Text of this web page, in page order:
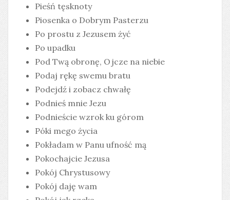
Pieśń tęsknoty
Piosenka o Dobrym Pasterzu
Po prostu z Jezusem żyć
Po upadku
Pod Twą obronę, Ojcze na niebie
Podaj rękę swemu bratu
Podejdź i zobacz chwałę
Podnieś mnie Jezu
Podnieście wzrok ku górom
Póki mego życia
Pokładam w Panu ufność mą
Pokochajcie Jezusa
Pokój Chrystusowy
Pokój daję wam